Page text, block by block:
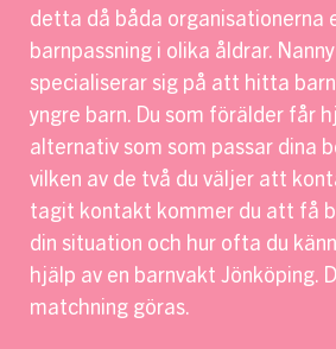
detta då båda organisationerna
barnpassning i olika åldrar.
specialiserar sig på att hitta
yngre barn. Du som förälder får
alternativ som som passar dina
vilken av de två du väljer att
tagit kontakt kommer du att få
din situation och hur ofta du
hjälp av en barnvakt Jönköping.
matchning göras.